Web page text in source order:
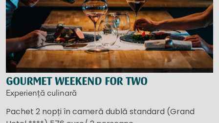
GOURMET WEEKEND FOR TWO
Experiență culinară
Pachet 2 nopți în cameră dublă standard (Grand